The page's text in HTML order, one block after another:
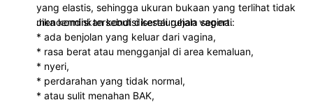
yang elastis, sehingga ukuran bukaan yang terlihat tidak
mencerminkan kondisi keseluruhan vagina.
Jika kondisi tersebut disertai gejala seperti:
* ada benjolan yang keluar dari vagina,
* rasa berat atau mengganjal di area kemaluan,
* nyeri,
* perdarahan yang tidak normal,
* atau sulit menahan BAK,